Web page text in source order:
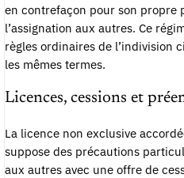
en contrefaçon pour son
l’assignation aux autres. Ce
règles ordinaires de l’indivision
les mêmes termes.
Licences, cessions et
La licence non exclusive
suppose des précautions
aux autres avec une offre de